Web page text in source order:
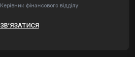
Керівник фінансового відділу
ЗВ’ЯЗАТИСЯ